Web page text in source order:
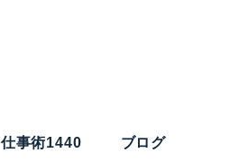
仕事術1440 ブログ